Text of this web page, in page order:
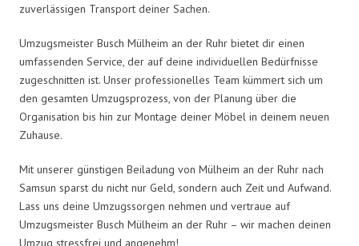
zuverlässigen Transport deiner Sachen.
Umzugsmeister Busch Mülheim an der Ruhr bietet dir einen
umfassenden Service, der auf deine individuellen Bedürfnisse
zugeschnitten ist. Unser professionelles Team kümmert sich um
den gesamten Umzugsprozess, von der Planung über die
Organisation bis hin zur Montage deiner Möbel in deinem neuen
Zuhause.
Mit unserer günstigen Beiladung von Mülheim an der Ruhr nach
Samsun sparst du nicht nur Geld, sondern auch Zeit und Aufwand.
Lass uns deine Umzugssorgen nehmen und vertraue auf
Umzugsmeister Busch Mülheim an der Ruhr – wir machen deinen
Umzug stressfrei und angenehm!